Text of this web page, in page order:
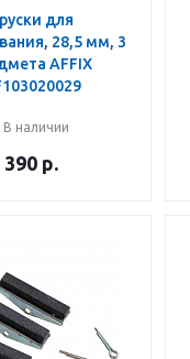
для
28,5 мм, 3
AFFIX
В наличии
390 р.